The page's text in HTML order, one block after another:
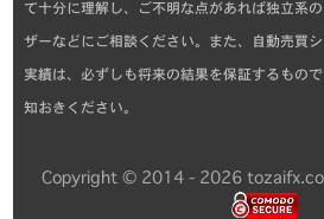
て十分に理解し、ご不明な点があれば独立系
ザーなどにご相談ください。また、自動売買
実績は、必ずしも将来の結果を保証するもの
知おきください。
Copyright © 2014 - 2026